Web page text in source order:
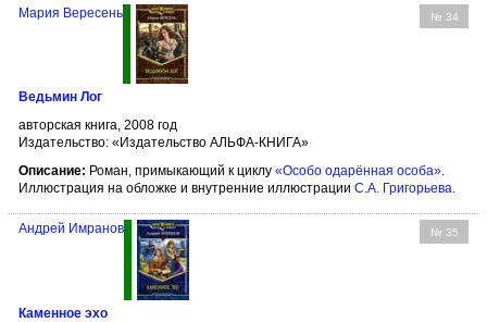
№ 34
Мария Вересень
Ведьмин Лог
авторская книга, 2008 год
Издательство: «Издательство АЛЬФА-КНИГА»
Описание: Роман, примыкающий к циклу «Особо одарённая особа».
Иллюстрация на обложке и внутренние иллюстрации С.А. Григорьева.
№ 35
Андрей Имранов
Каменное эхо